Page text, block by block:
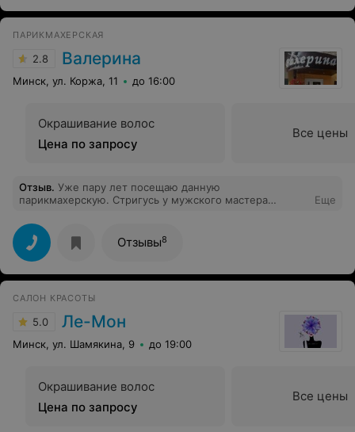
ПАРИКМАХЕРСКАЯ
2.8 Валерина
Минск, ул. Коржа, 11 до 16:00
Окрашивание волос
Цена по запросу
Все цены
Отзыв. Уже пару лет посещаю данную
парикмахерскую. Стригусь у мужского мастера
Еще
Отзывы8
САЛОН КРАСОТЫ
5.0 Ле-Мон
Минск, ул. Шамякина, 9 до 19:00
Окрашивание волос
Цена по запросу
Все цены